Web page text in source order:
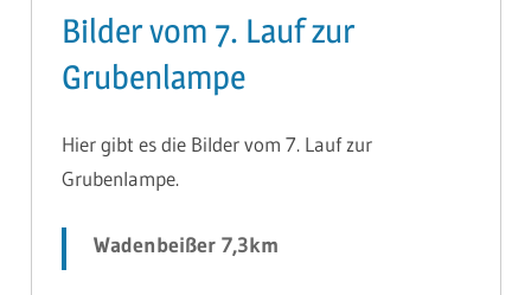
Bilder vom 7. Lauf zur
Grubenlampe
Hier gibt es die Bilder vom 7. Lauf zur
Grubenlampe.
Wadenbeißer 7,3km